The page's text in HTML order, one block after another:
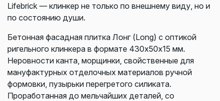
Lifebrick — клинкер не только по внешнему виду, но и
по состоянию души.
Бетонная фасадная плитка Лонг (Long) с оптикой
ригельного клинкера в формате 430х50х15 мм.
Неровности канта, морщинки, свойственные для
мануфактурных отделочных материалов ручной
формовки, пузырьки перегретого силиката.
Проработанная до мельчайших деталей, со